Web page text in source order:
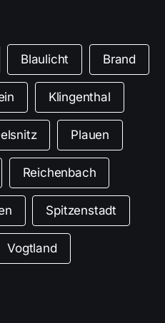
Blaulicht Brand
Klingenthal
Plauen
Reichenbach
Spitzenstadt
Vogtland